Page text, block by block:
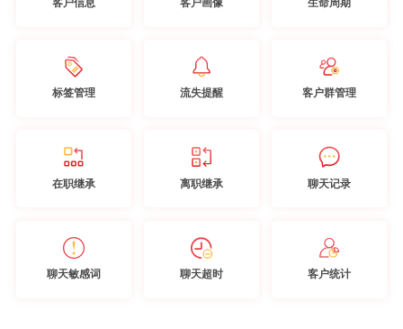
标签管理 流失提醒 客户群管理
在职继承 离职继承 聊天记录
聊天敏感词 聊天超时 客户统计